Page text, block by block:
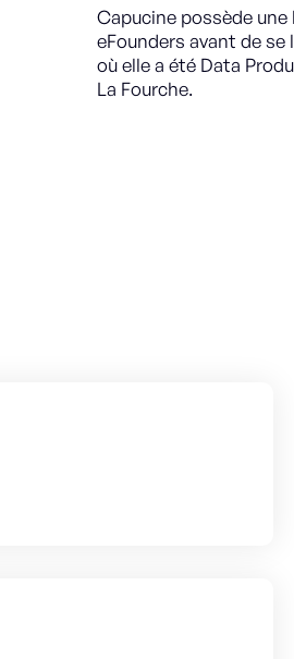
Capucine possède
eFounders avant de
où elle a été Data
La Fourche.